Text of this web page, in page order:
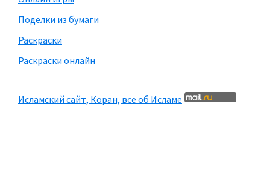
Поделки из бумаги
Раскраски
Раскраски онлайн
Исламский сайт, Коран, все об Исламе